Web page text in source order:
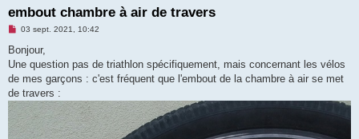
embout chambre à air de travers
M
s
a
g
n
n
l
u
03 sept. 2021, 10:42
Bonjour,
Une question pas de triathlon spécifiquement, mais concernant les vélos
de mes garçons : c'est fréquent que l'embout de la chambre à air se met
de travers :